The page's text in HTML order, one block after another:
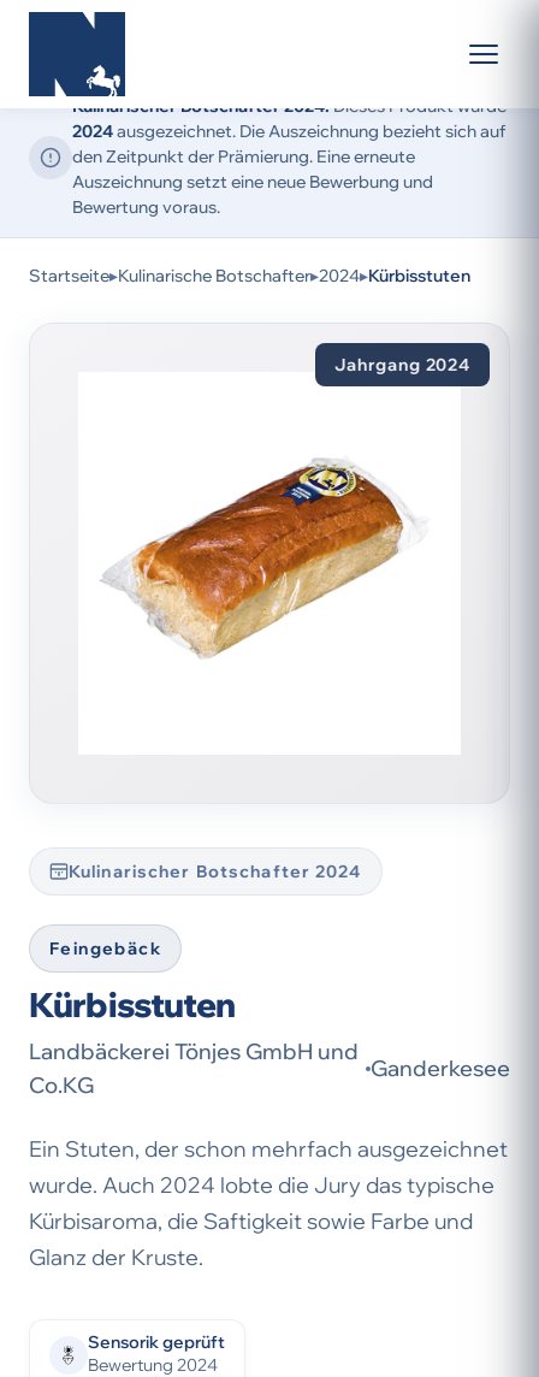
Kulinarischer Botschafter 2024:Dieses Produkt wurde
2024ausgezeichnet. Die Auszeichnung bezieht sich auf
den Zeitpunkt der Prämierung. Eine erneute
Auszeichnung setzt eine neue Bewerbung und
Bewertung voraus.
Startseite▸Kulinarische Botschafter▸2024▸Kürbisstuten
Jahrgang 2024
Kulinarischer Botschafter 2024
Feingebäck
Kürbisstuten
Landbäckerei Tönjes GmbH und
Co.KG
Ganderkesee
Ein Stuten, der schon mehrfach ausgezeichnet
wurde. Auch 2024 lobte die Jury das typische
Kürbisaroma, die Saftigkeit sowie Farbe und
Glanz der Kruste.
Sensorik geprüft
Bewertung 2024